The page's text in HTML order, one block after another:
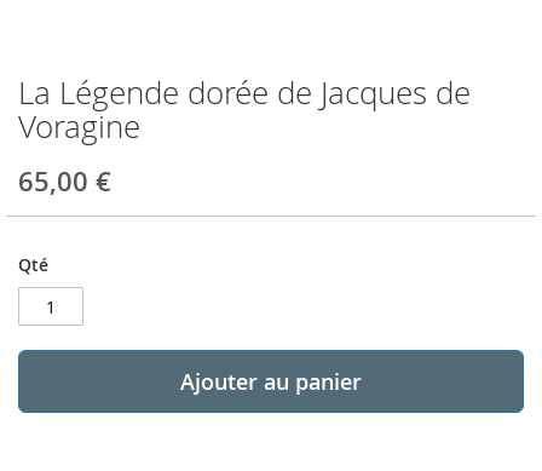
Skip
to
the
of
gallery
La Légende dorée de Jacques de
Voragine
65,00 €
Qté
Ajouter au panier